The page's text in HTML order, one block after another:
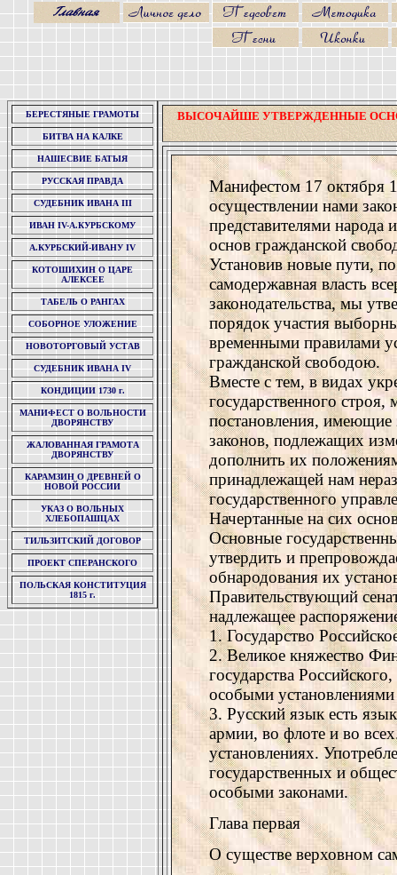
БЕРЕСТЯНЫЕ ГРАМОТЫ
БИТВА НА КАЛКЕ
НАШЕСВИЕ БАТЫЯ
РУССКАЯ ПРАВДА
СУДЕБНИК ИВАНА III
ИВАН IV-А.КУРБСКОМУ
А.КУРБСКИЙ-ИВАНУ IV
КОТОШИХИН О ЦАРЕ
АЛЕКСЕЕ
ТАБЕЛЬ О РАНГАХ
СОБОРНОЕ УЛОЖЕНИЕ
НОВОТОРГОВЫЙ УСТАВ
СУДЕБНИК ИВАНА IV
КОНДИЦИИ 1730 г.
МАНИФЕСТ О ВОЛЬНОСТИ
ДВОРЯНСТВУ
ЖАЛОВАННАЯ ГРАМОТА
ДВОРЯНСТВУ
КАРАМЗИН О ДРЕВНЕЙ О
НОВОЙ РОССИИ
УКАЗ О ВОЛЬНЫХ
ХЛЕБОПАШЦАХ
ТИЛЬЗИТСКИЙ ДОГОВОР
ПРОЕКТ СПЕРАНСКОГО
ПОЛЬСКАЯ КОНСТИТУЦИЯ
1815 г.
ВЫСОЧАЙШЕ УТВЕРЖДЕННЫЕ
Манифестом 17 октября
осуществлении нами
представителями
основ гражданской
Установив новые пути,
самодержавная власть
законодательства, мы
порядок участия
временными правилами
гражданской свободою.
Вместе с тем, в видах
государственного строя,
постановления, имеющие
законов, подлежащих
дополнить их
принадлежащей нам
государственного
Начертанные на сих
Основные
утвердить и
обнародования их
Правительствующий
надлежащее
1. Государство
2. Великое княжество
государства
особыми установлениями
3. Русский язык есть
армии, во флоте и во
установлениях.
государственных и
особыми законами.
Глава первая
О существе верховном